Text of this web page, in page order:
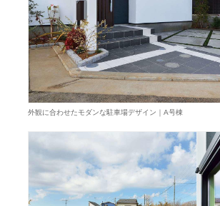
外観に合わせたモダンな駐車場デザイン｜A号棟